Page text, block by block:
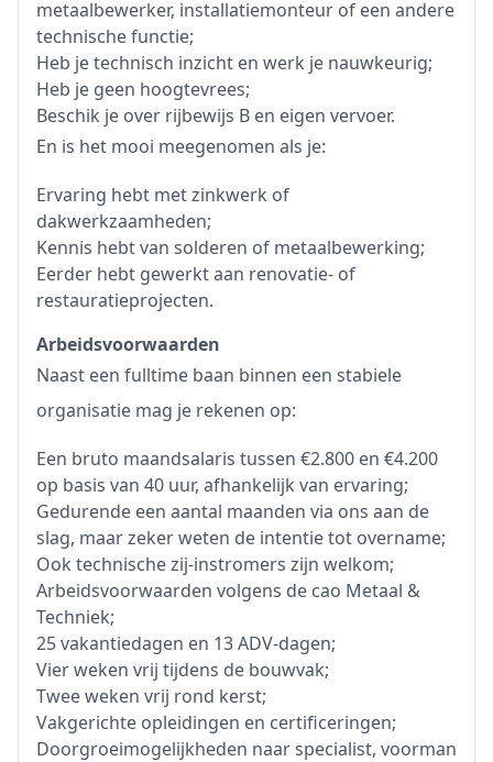
metaalbewerker, installatiemonteur of een andere
technische functie;
Heb je technisch inzicht en werk je nauwkeurig;
Heb je geen hoogtevrees;
Beschik je over rijbewijs B en eigen vervoer.
En is het mooi meegenomen als je:
Ervaring hebt met zinkwerk of
dakwerkzaamheden;
Kennis hebt van solderen of metaalbewerking;
Eerder hebt gewerkt aan renovatie- of
restauratieprojecten.
Arbeidsvoorwaarden
Naast een fulltime baan binnen een stabiele
organisatie mag je rekenen op:
Een bruto maandsalaris tussen €2.800 en €4.200
op basis van 40 uur, afhankelijk van ervaring;
Gedurende een aantal maanden via ons aan de
slag, maar zeker weten de intentie tot overname;
Ook technische zij-instromers zijn welkom;
Arbeidsvoorwaarden volgens de cao Metaal &
Techniek;
25 vakantiedagen en 13 ADV-dagen;
Vier weken vrij tijdens de bouwvak;
Twee weken vrij rond kerst;
Vakgerichte opleidingen en certificeringen;
Doorgroeimogelijkheden naar specialist, voorman